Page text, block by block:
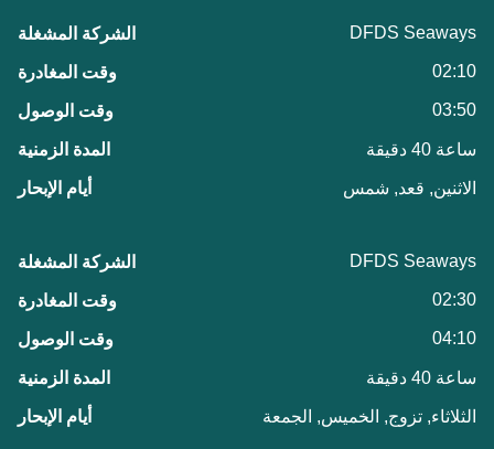
DFDS Seaways
02:10
03:50
ساعة 40 دقيقة
الاثنين, قعد, شمس
DFDS Seaways
02:30
04:10
ساعة 40 دقيقة
الثلاثاء, تزوج, الخميس, الجمعة